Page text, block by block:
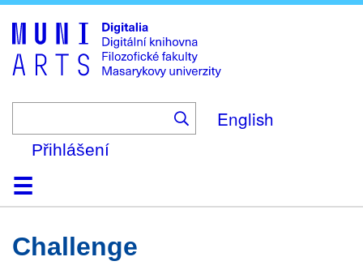
to
main
content
English
Přihlášení
DomůKolekce
Prohlížení
Vyhledávání
O platformě
Nápověda
KontaktDigitalia
Challenge